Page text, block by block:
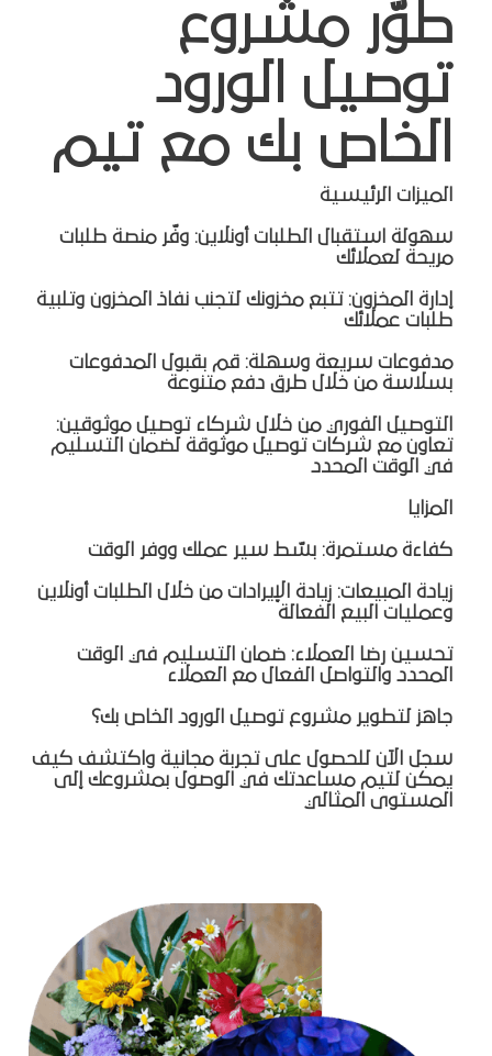
طوّر مشروع
توصيل الورود
الخاص بك مع تيم
الميزات الرئيسية
سهولة استقبال الطلبات أونلاين: وفّر منصة طلبات
مريحة لعملائك
إدارة المخزون: تتبع مخزونك لتجنب نفاذ المخزون وتلبية
طلبات عملائك
مدفوعات سريعة وسهلة: قم بقبول المدفوعات
بسلاسة من خلال طرق دفع متنوعة
التوصيل الفوري من خلال شركاء توصيل موثوقين:
تعاون مع شركات توصيل موثوقة لضمان التسليم
في الوقت المحدد
المزايا
كفاءة مستمرة: بسّط سير عملك ووفر الوقت
زيادة المبيعات: زيادة الإيرادات من خلال الطلبات أونلاين
وعمليات البيع الفعالة
تحسين رضا العملاء: ضمان التسليم في الوقت
المحدد والتواصل الفعال مع العملاء
جاهز لتطوير مشروع توصيل الورود الخاص بك؟
سجل الآن للحصول على تجربة مجانية واكتشف كيف
يمكن لتيم مساعدتك في الوصول بمشروعك إلى
المستوى المثالي